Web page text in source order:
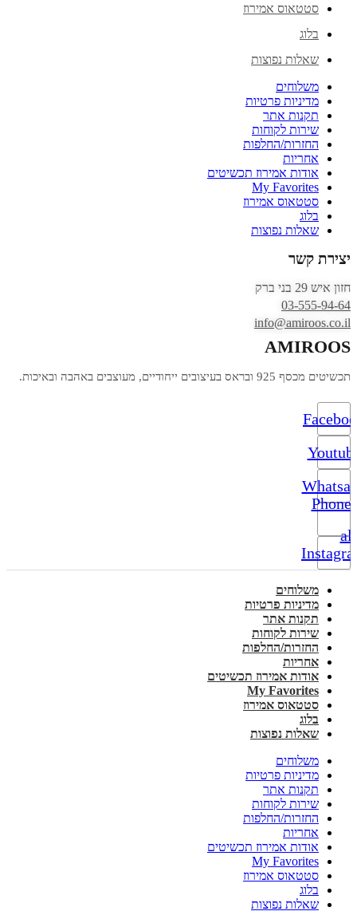
סטטאוס אמירוז
בלוג
שאלות נפוצות
משלוחים
מדיניות פרטיות
תקנות אתר
שירות לקוחות
החזרות/החלפות
אחריות
אודות אמירוז תכשיטים
My Favorites
סטטאוס אמירוז
בלוג
שאלות נפוצות
יצירת קשר
חזון איש 29 בני ברק
03-555-94-64
info@amiroos.co.il
AMIROOS
תכשיטים מכסף 925 ובראס בעיצובים ייחודיים, מעוצבים באהבה ובאיכות.
Phone-
alt
משלוחים
מדיניות פרטיות
תקנות אתר
שירות לקוחות
החזרות/החלפות
אחריות
אודות אמירוז תכשיטים
My Favorites
סטטאוס אמירוז
בלוג
שאלות נפוצות
משלוחים
מדיניות פרטיות
תקנות אתר
שירות לקוחות
החזרות/החלפות
אחריות
אודות אמירוז תכשיטים
My Favorites
סטטאוס אמירוז
בלוג
שאלות נפוצות